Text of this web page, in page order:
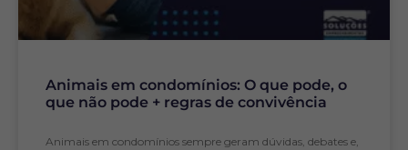
Animais em condomínios: O que pode, o
que não pode + regras de convivência
Animais em condomínios sempre geram dúvidas, debates e,